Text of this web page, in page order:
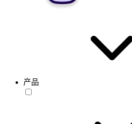
产品